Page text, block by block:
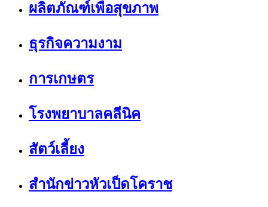
ผลิตภัณฑ์เพื่อสุขภาพ
ธุรกิจความงาม
การเกษตร
โรงพยาบาลคลีนิค
สัตว์เลี้ยง
สำนักข่าวหัวเป็ดโคราช